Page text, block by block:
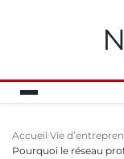
Accueil Vie
Pourquoi le réseau